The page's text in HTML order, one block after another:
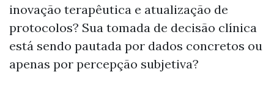
inovação terapêutica e atualização de
protocolos? Sua tomada de decisão clínica
está sendo pautada por dados concretos ou
apenas por percepção subjetiva?